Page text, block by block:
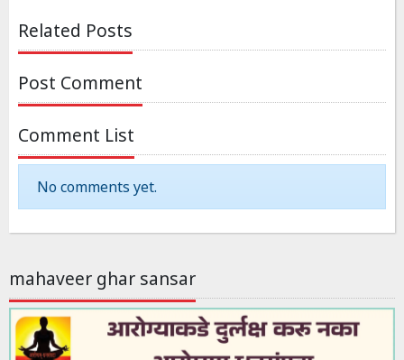
Related Posts
Post Comment
Comment List
No comments yet.
mahaveer ghar sansar